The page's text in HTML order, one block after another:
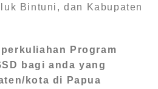
Bintuni, dan Kabupaten
Program
bagi anda yang
kota di Papua